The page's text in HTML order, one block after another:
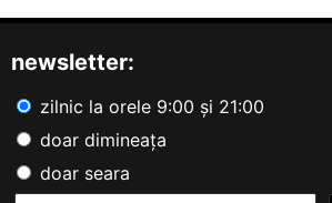
newsletter:
zilnic la orele 9:00 și 21:00
doar dimineața
doar seara